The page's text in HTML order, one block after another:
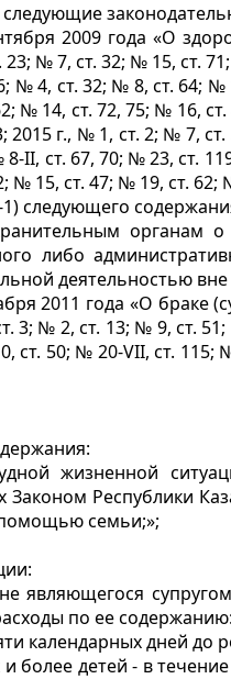
2009 года «О
23; № 7, ст. 32; № 15, ст.
№ 4, ст. 32; № 8, ст. 64;
№ 14, ст. 72, 75; № 16,
2015 г., № 1, ст. 2; № 7,
II, ст. 67, 70; № 23, ст.
№ 15, ст. 47; № 19, ст. 62;
следующего
либо
деятельностью
2011 года «О браке
3; № 2, ст. 13; № 9, ст.
ст. 50; № 20-VII, ст.
жизненной
Республики
помощью семьи;»;
являющегося
по ее содержанию:
календарных дней до
детей - в